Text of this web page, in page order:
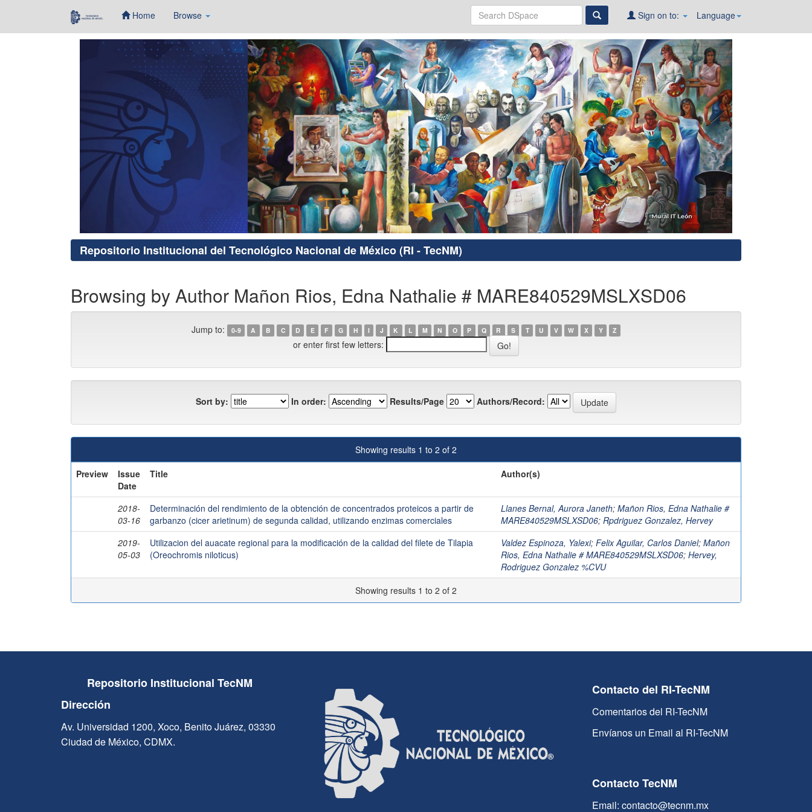
Home Browse Language
Sign on to:
Repositorio Institucional del Tecnológico Nacional de México (RI - TecNM)
Browsing by Author Mañon Rios, Edna Nathalie # MARE840529MSLXSD06
Jump to: 0-9 A B C D E F G H I J K L M N O P Q R S T U V W X Y Z
or enter first few letters:
Sort by: In order: Results/Page Authors/Record:
Showing results 1 to 2 of 2
Preview
Issue
Date
Title Author(s)
2018-
03-16
Determinación del rendimiento de la obtención de concentrados proteicos a partir de
garbanzo (cicer arietinum) de segunda calidad, utilizando enzimas comerciales
Llanes Bernal, Aurora Janeth; Mañon Rios, Edna Nathalie #
MARE840529MSLXSD06; Rpdriguez Gonzalez, Hervey
2019-
05-03
Utilizacion del auacate regional para la modificación de la calidad del filete de Tilapia
(Oreochromis niloticus)
Valdez Espinoza, Yalexi; Felix Aguilar, Carlos Daniel; Mañon
Rios, Edna Nathalie # MARE840529MSLXSD06; Hervey,
Rodriguez Gonzalez %CVU
Showing results 1 to 2 of 2
Repositorio Institucional TecNM
Dirección
Av. Universidad 1200, Xoco, Benito Juárez, 03330
Ciudad de México, CDMX.
Contacto del RI-TecNM
Comentarios del RI-TecNM
Envíanos un Email al RI-TecNM
Contacto TecNM
Email: contacto@tecnm.mx